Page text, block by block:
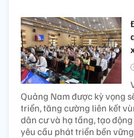
Quảng Nam được kỳ vọng
triển, tăng cường liên kết
dân cư và hạ tầng, tạo
yêu cầu phát triển bền